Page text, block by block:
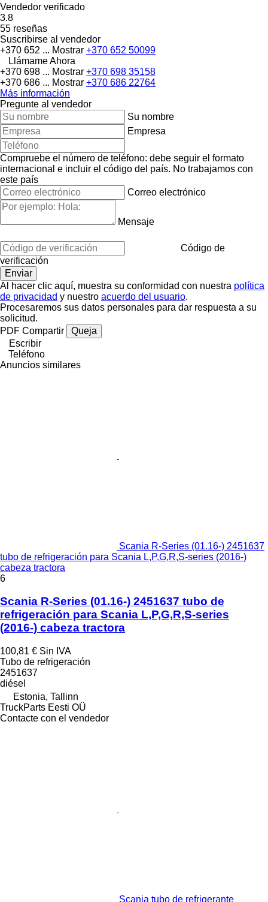
Vendedor verificado
3.8
55 reseñas
Suscribirse al vendedor
+370 652 ... Mostrar +370 652 50099
Llámame Ahora
+370 698 ... Mostrar +370 698 35158
+370 686 ... Mostrar +370 686 22764
Más información
Pregunte al vendedor
Su nombre
Empresa
Compruebe el número de teléfono: debe seguir el formato
internacional e incluir el código del país. No trabajamos con
este país
Correo electrónico
Mensaje
Código de
verificación
Al hacer clic aquí, muestra su conformidad con nuestra política
de privacidad y nuestro acuerdo del usuario.
Procesaremos sus datos personales para dar respuesta a su
solicitud.
PDF Compartir
Queja
Escribir
Teléfono
Anuncios similares
Scania R-Series (01.16-) 2451637
tubo de refrigeración para Scania L,P,G,R,S-series (2016-)
cabeza tractora
6
Scania R-Series (01.16-) 2451637 tubo de
refrigeración para Scania L,P,G,R,S-series
(2016-) cabeza tractora
100,81 € Sin IVA
Tubo de refrigeración
2451637
diésel
Estonia, Tallinn
TruckParts Eesti OÜ
Contacte con el vendedor
Scania tubo de refrigerante